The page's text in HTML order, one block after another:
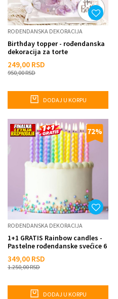
ROĐENDANSKA DEKORACIJA
Birthday topper - rođendanska
dekoracija za torte
249,00 RSD
950,00RSD
DODAJ U KORPU
72%
ROĐENDANSKA DEKORACIJA
1+1 GRATIS Rainbow candles -
Pastelne rođendanske svećice 6
349,00 RSD
1.250,00RSD
DODAJ U KORPU